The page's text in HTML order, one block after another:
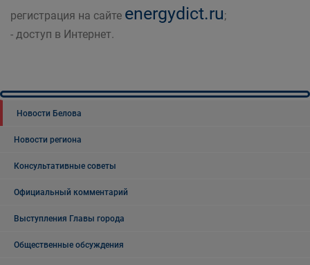
регистрация на сайте energydict.ru;
- доступ в Интернет.
Новости Белова
Новости региона
Консультативные советы
Официальный комментарий
Выступления Главы города
Общественные обсуждения